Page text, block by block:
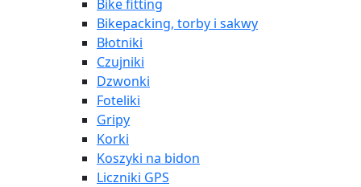
Bike fitting
Bikepacking, torby i sakwy
Błotniki
Czujniki
Dzwonki
Foteliki
Gripy
Korki
Koszyki na bidon
Liczniki GPS